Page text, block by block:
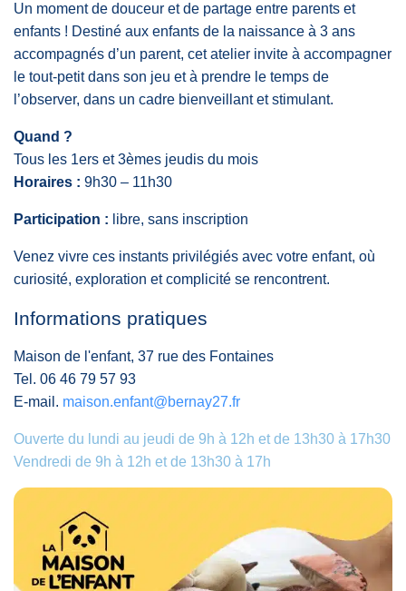
Un moment de douceur et de partage entre parents et
enfants ! Destiné aux enfants de la naissance à 3 ans
accompagnés d’un parent, cet atelier invite à accompagner
le tout-petit dans son jeu et à prendre le temps de
l’observer, dans un cadre bienveillant et stimulant.
Quand ?
Tous les 1ers et 3èmes jeudis du mois
Horaires : 9h30 – 11h30
Participation : libre, sans inscription
Venez vivre ces instants privilégiés avec votre enfant, où
curiosité, exploration et complicité se rencontrent.
Informations pratiques
Maison de l'enfant, 37 rue des Fontaines
Tel. 06 46 79 57 93
E-mail. maison.enfant@bernay27.fr
Ouverte du lundi au jeudi de 9h à 12h et de 13h30 à 17h30
Vendredi de 9h à 12h et de 13h30 à 17h